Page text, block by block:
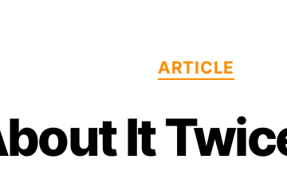
Categories
ARTICLE
It